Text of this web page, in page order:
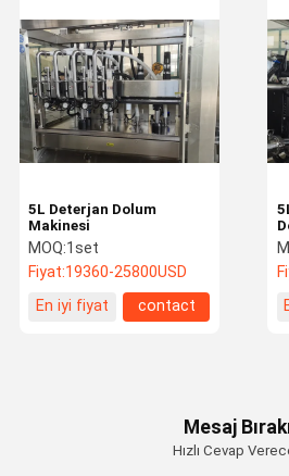
Kalite Kontrol
Bizimle
Iletişime
Deterjan Dolum Makinesi
5L Deterjan Dolum
Makinesi
MOQ:1set
Fiyat:19360-25800USD
En iyi fiyat
contact
Mesaj
Hızlı Cevap